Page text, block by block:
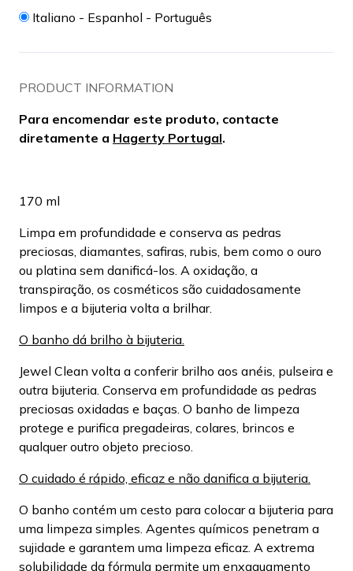
Italiano - Espanhol - Português
PRODUCT INFORMATION
Para encomendar este produto, contacte
diretamente a Hagerty Portugal.
170 ml
Limpa em profundidade e conserva as pedras
preciosas, diamantes, safiras, rubis, bem como o ouro
ou platina sem danificá-los. A oxidação, a
transpiração, os cosméticos são cuidadosamente
limpos e a bijuteria volta a brilhar.
O banho dá brilho à bijuteria.
Jewel Clean volta a conferir brilho aos anéis, pulseira e
outra bijuteria. Conserva em profundidade as pedras
preciosas oxidadas e baças. O banho de limpeza
protege e purifica pregadeiras, colares, brincos e
qualquer outro objeto precioso.
O cuidado é rápido, eficaz e não danifica a bijuteria.
O banho contém um cesto para colocar a bijuteria para
uma limpeza simples. Agentes químicos penetram a
sujidade e garantem uma limpeza eficaz. A extrema
solubilidade da fórmula permite um enxaguamento